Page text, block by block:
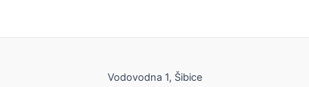
Vodovodna 1, Šibice